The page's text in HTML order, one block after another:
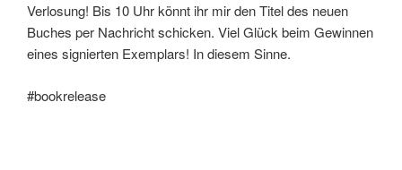
Verlosung! Bis 10 Uhr könnt ihr mir den Titel des neuen
Buches per Nachricht schicken. Viel Glück beim Gewinnen
eines signierten Exemplars! In diesem Sinne.
#bookrelease